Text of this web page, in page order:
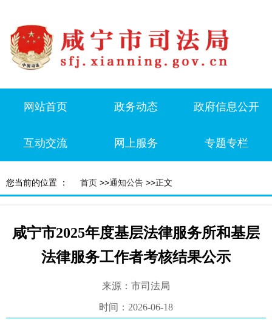
网站首页 政务动态 政府信息公开
互动交流 网上服务 专题专栏
您当前的位置 ： 首页 >>通知公告 >>正文
咸宁市2025年度基层法律服务所和基层
法律服务工作者考核结果公示
来源：市司法局
时间：2026-06-18